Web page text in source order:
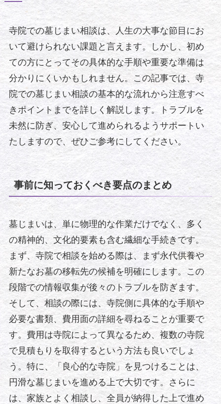
寺院での墓じまい相談は、人生の大事な節目にお
いて避けられない課題と言えます。しかし、初め
ての方にとってその具体的な手順や重要な準備は
分かりにくいかもしれません。この記事では、寺
院での墓じまい相談の基本的な流れから注意すべ
きポイントまでを詳しく解説します。トラブルを
未然に防ぎ、安心して進められるようサポートい
たしますので、ぜひご参考にしてください。
事前に知っておくべき要点のまとめ
墓じまいは、単に物理的な作業だけでなく、多く
の精神的、文化的要素も含む繊細な手続きです。
まず、寺院で相談を始める際は、まず永代供養や
新たなお墓の移転先の候補を明確にします。この
段階での情報収集が後々のトラブルを防ぎます。
そして、相談の際には、寺院側に具体的な手順や
必要な書類、費用面の詳細を尋ねることが重要で
す。費用は寺院によって異なるため、複数の寺院
で見積もりを取得するという方法も良いでしょ
う。特に、「良心的な寺院」を見つけることは、
円滑な墓じまいを進める上で大切です。さらに
は、家族とよく相談し、全員が納得した上で進め